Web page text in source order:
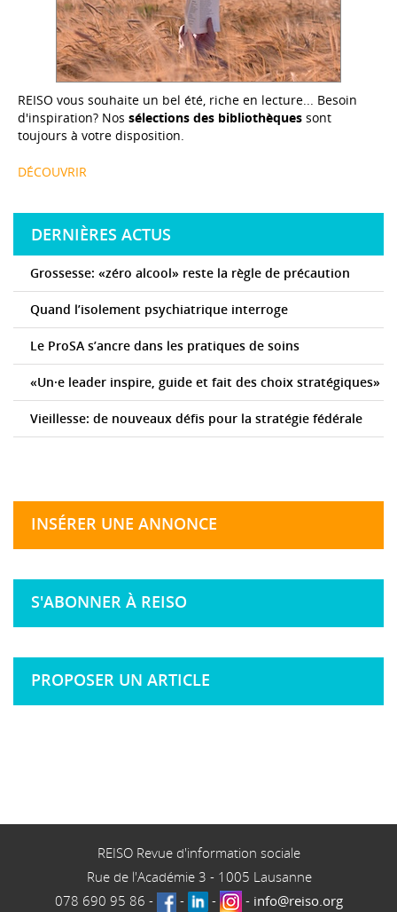
REISO vous souhaite un bel été, riche en lecture... Besoin
d'inspiration? Nos sélections des bibliothèques sont
toujours à votre disposition.
DÉCOUVRIR
DERNIÈRES ACTUS
Grossesse: «zéro alcool» reste la règle de précaution
Quand l’isolement psychiatrique interroge
Le ProSA s’ancre dans les pratiques de soins
«Un·e leader inspire, guide et fait des choix stratégiques»
Vieillesse: de nouveaux défis pour la stratégie fédérale
INSÉRER UNE ANNONCE
S'ABONNER À REISO
PROPOSER UN ARTICLE
REISO Revue d'information sociale
Rue de l'Académie 3 - 1005 Lausanne
078 690 95 86 - - - - info@reiso.org